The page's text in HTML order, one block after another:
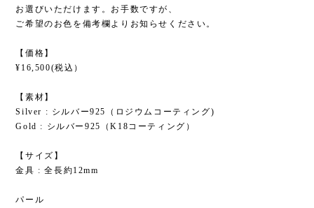
お選びいただけます。お手数ですが、
ご希望のお色を備考欄よりお知らせください。
【価格】
¥16,500(税込）
【素材】
Silver : シルバー925（ロジウムコーティング)
Gold : シルバー925（K18コーティング）
【サイズ】
金具 : 全長約12mm
パール